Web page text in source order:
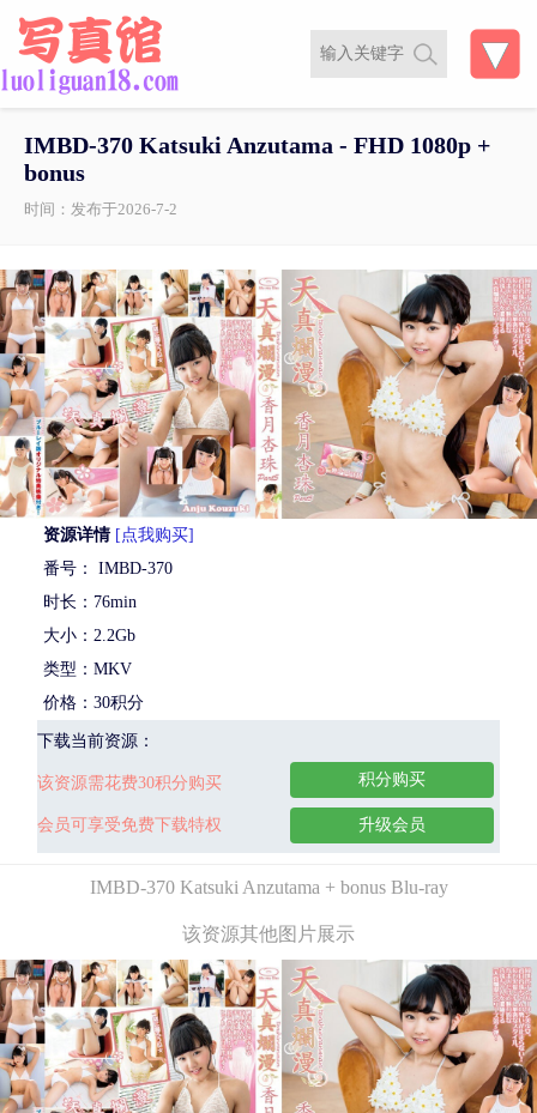
IMBD-370 Katsuki Anzutama - FHD 1080p +
bonus
时间：发布于2026-7-2
资源详情 [点我购买]
番号： IMBD-370
时长：76min
大小：2.2Gb
类型：MKV
价格：30积分
下载当前资源：
该资源需花费30积分购买
会员可享受免费下载特权
积分购买
升级会员
IMBD-370 Katsuki Anzutama + bonus Blu-ray
该资源其他图片展示